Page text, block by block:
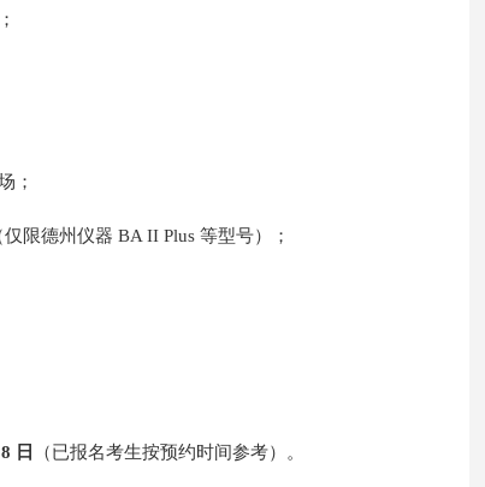
；
限德州仪器 BA II Plus 等型号）；
日 （已报名考生按预约时间参考）。